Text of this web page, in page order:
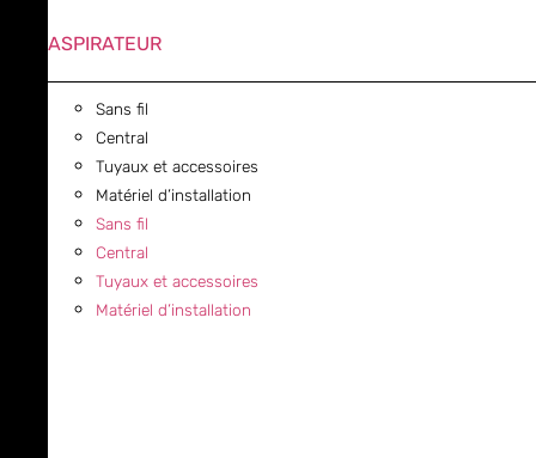
ASPIRATEUR
Sans fil
Central
Tuyaux et accessoires
Matériel d’installation
Sans fil
Central
Tuyaux et accessoires
Matériel d’installation